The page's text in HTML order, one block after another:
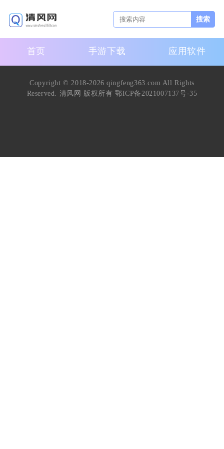
搜索
首页 手游下载 应用软件
Copyright © 2018-2026 qingfeng363.com All Rights
Reserved. 清风网 版权所有 鄂ICP备2021007137号-35